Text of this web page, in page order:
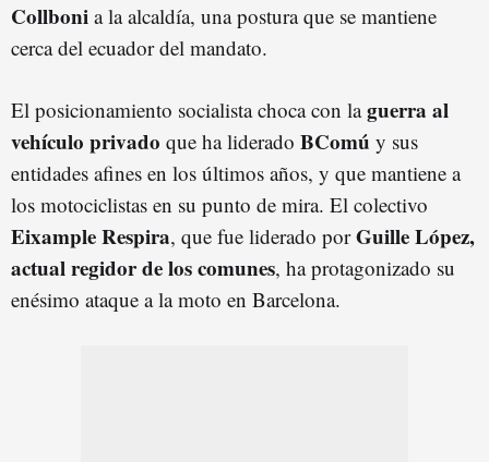
Collboni a la alcaldía, una postura que se mantiene
cerca del ecuador del mandato.
El posicionamiento socialista choca con laguerra al
vehículo privado que ha liderado BComú y sus
entidades afines en los últimos años, y que mantiene a
los motociclistas en su punto de mira. El colectivo
Eixample Respira, que fue liderado porGuille López,
actual regidor de los comunes, ha protagonizado su
enésimo ataque a la moto en Barcelona.